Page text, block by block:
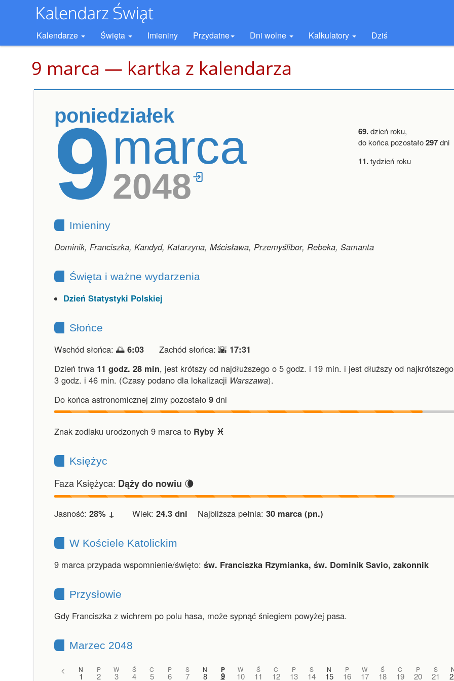
Kalendarze Święta Imieniny Przydatne Dni wolne Kalkulatory Dziś
9 marca — kartka z kalendarza
poniedziałek
9marca
2048
69.dzień roku,
do końca pozostało297dni
11.tydzień roku
Imieniny
Dominik, Franciszka, Kandyd, Katarzyna, Mścisława, Przemyślibor, Rebeka, Samanta
Święta i ważne wydarzenia
Dzień Statystyki Polskiej
Słońce
Wschód słońca: 🌅 6:03 Zachód słońca: 🌇 17:31
Dzień trwa 11 godz. 28 min, jest krótszy od najdłuższego o 5 godz. i 19 min. i jest dłuższy od
3 godz. i 46 min. (Czasy podano dla lokalizacji Warszawa).
Do końca astronomicznej zimy pozostało 9 dni
Znak zodiaku urodzonych 9 marca to Ryby ♓︎
Księżyc
Faza Księżyca: Dąży do nowiu 🌘
Jasność: 28% ↓ Wiek: 24.3 dni Najbliższa pełnia: 30 marca (pn.)
W Kościele Katolickim
9 marca przypada wspomnienie/święto: św. Franciszka Rzymianka, św. Dominik Savio, zakonnik
Przysłowie
Gdy Franciszka z wichrem po polu hasa, może sypnąć śniegiem powyżej pasa.
Marzec 2048
< N
1
P
2
W
3
Ś
4
C
5
P
6
S
7
N
8
P
9
W
10
Ś
11
C
12
P
13
S
14
N
15
P
16
W
17
Ś
18
C
19
P
20
S
21